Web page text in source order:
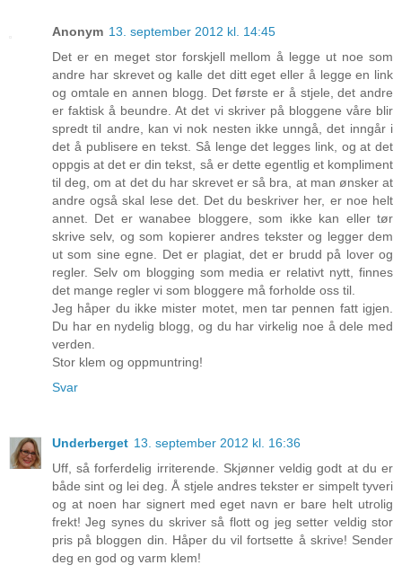
Anonym 13. september 2012 kl. 14:45
Det er en meget stor forskjell mellom å legge ut noe som
andre har skrevet og kalle det ditt eget eller å legge en link
og omtale en annen blogg. Det første er å stjele, det andre
er faktisk å beundre. At det vi skriver på bloggene våre blir
spredt til andre, kan vi nok nesten ikke unngå, det inngår i
det å publisere en tekst. Så lenge det legges link, og at det
oppgis at det er din tekst, så er dette egentlig et kompliment
til deg, om at det du har skrevet er så bra, at man ønsker at
andre også skal lese det. Det du beskriver her, er noe helt
annet. Det er wanabee bloggere, som ikke kan eller tør
skrive selv, og som kopierer andres tekster og legger dem
ut som sine egne. Det er plagiat, det er brudd på lover og
regler. Selv om blogging som media er relativt nytt, finnes
det mange regler vi som bloggere må forholde oss til.
Jeg håper du ikke mister motet, men tar pennen fatt igjen.
Du har en nydelig blogg, og du har virkelig noe å dele med
verden.
Stor klem og oppmuntring!
Svar
Underberget 13. september 2012 kl. 16:36
Uff, så forferdelig irriterende. Skjønner veldig godt at du er
både sint og lei deg. Å stjele andres tekster er simpelt tyveri
og at noen har signert med eget navn er bare helt utrolig
frekt! Jeg synes du skriver så flott og jeg setter veldig stor
pris på bloggen din. Håper du vil fortsette å skrive! Sender
deg en god og varm klem!